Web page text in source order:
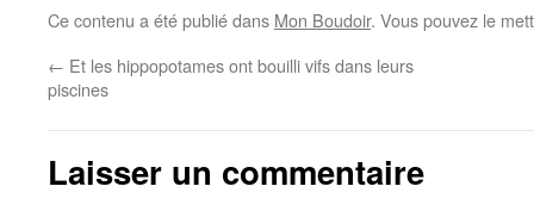
Ce contenu a été publié dans Mon Boudoir. Vous pouvez le
← Et les hippopotames ont bouilli vifs dans leurs
piscines
Laisser un commentaire